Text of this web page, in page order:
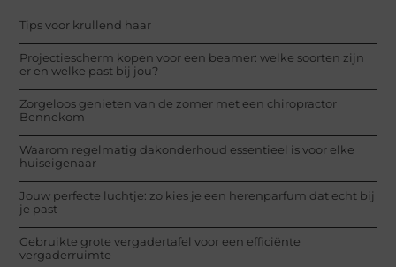
Tips voor krullend haar
Projectiescherm kopen voor een beamer: welke soorten zijn
er en welke past bij jou?
Zorgeloos genieten van de zomer met een chiropractor
Bennekom
Waarom regelmatig dakonderhoud essentieel is voor elke
huiseigenaar
Jouw perfecte luchtje: zo kies je een herenparfum dat echt bij
je past
Gebruikte grote vergadertafel voor een efficiënte
vergaderruimte